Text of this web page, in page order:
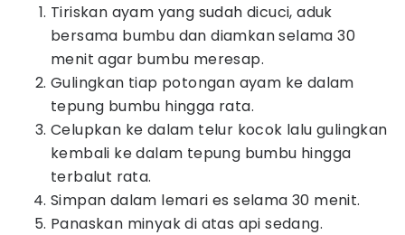
Tiriskan ayam yang sudah dicuci, aduk
bersama bumbu dan diamkan selama 30
menit agar bumbu meresap.
Gulingkan tiap potongan ayam ke dalam
tepung bumbu hingga rata.
Celupkan ke dalam telur kocok lalu gulingkan
kembali ke dalam tepung bumbu hingga
terbalut rata.
Simpan dalam lemari es selama 30 menit.
Panaskan minyak di atas api sedang.